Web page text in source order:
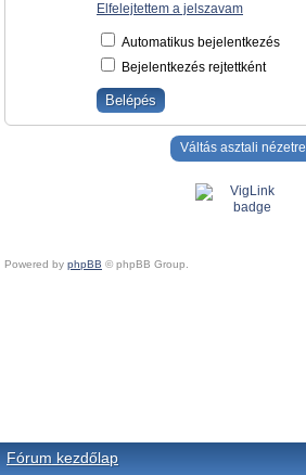
Elfelejtettem a jelszavam
Automatikus bejelentkezés
Bejelentkezés rejtettként
Váltás asztali nézetre
Powered by phpBB © phpBB Group.
Fórum kezdőlap